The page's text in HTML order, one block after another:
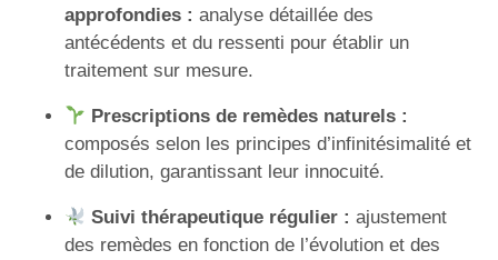
approfondies : analyse détaillée des
antécédents et du ressenti pour établir un
traitement sur mesure.
Prescriptions de remèdes naturels :
composés selon les principes d’infinitésimalité et
de dilution, garantissant leur innocuité.
Suivi thérapeutique régulier : ajustement
des remèdes en fonction de l’évolution et des